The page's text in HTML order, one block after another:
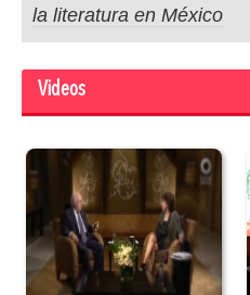
la literatura en México
Videos